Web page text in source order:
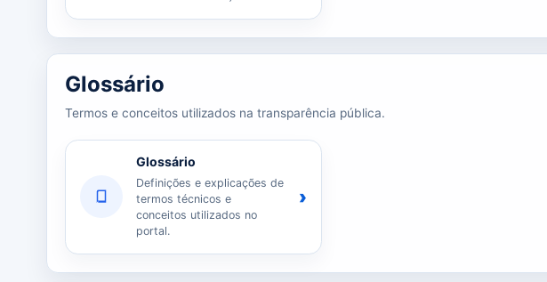
Glossário
Termos e conceitos utilizados na transparência pública.
Glossário
Definições e explicações de
termos técnicos e
conceitos utilizados no
portal.
›